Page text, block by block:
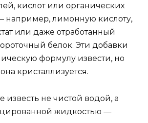
кислот или органических
например, лимонную кислоту,
или даже отработанный
белок. Эти добавки
формулу извести, но
кристаллизуется.
известь не чистой водой, а
жидкостью —